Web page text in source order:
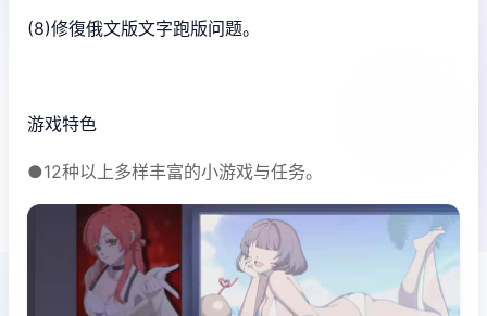
(8)修復俄文版文字跑版问题。
游戏特色
●12种以上多样丰富的小游戏与任务。